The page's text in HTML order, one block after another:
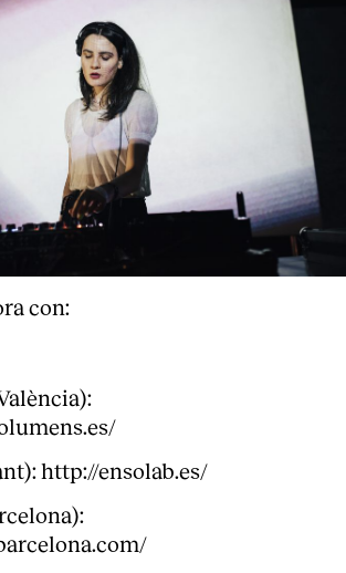
con:
http://ensolab.es/